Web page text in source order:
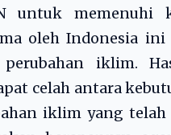
untuk memenuhi
oleh Indonesia
perubahan iklim.
celah antara
iklim yang telah